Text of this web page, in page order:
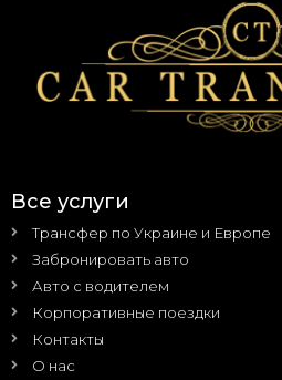
Все услуги
Трансфер по Украине и Европе
Забронировать авто
Авто с водителем
Корпоративные поездки
Контакты
О нас